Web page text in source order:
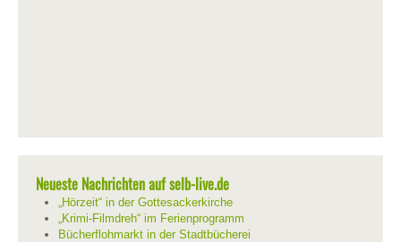
Neueste Nachrichten auf selb-live.de
„Hörzeit“ in der Gottesackerkirche
„Krimi-Filmdreh“ im Ferienprogramm
Bücherflohmarkt in der Stadtbücherei